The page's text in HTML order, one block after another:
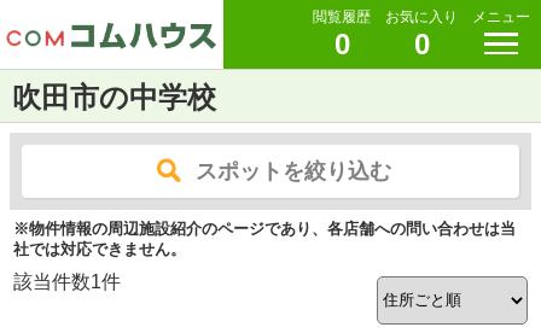
閲覧履歴
0
お気に入り
0
メニュー
吹田市の中学校
スポットを絞り込む
※物件情報の周辺施設紹介のページであり、各店舗への問い合わせは当
社では対応できません。
該当件数1件